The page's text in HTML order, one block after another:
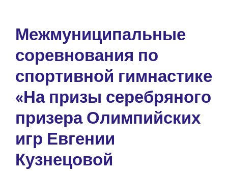
Межмуниципальные
соревнования по
спортивной гимнастике
«На призы серебряного
призера Олимпийских
игр Евгении
Кузнецовой